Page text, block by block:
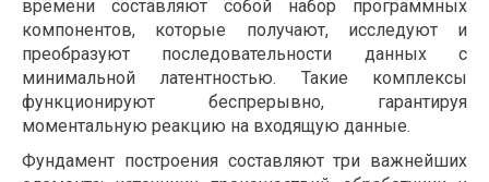
времени составляют собой набор программных
компонентов, которые получают, исследуют и
преобразуют последовательности данных с
минимальной латентностью. Такие комплексы
функционируют беспрерывно, гарантируя
моментальную реакцию на входящую данные.
Фундамент построения составляют три важнейших